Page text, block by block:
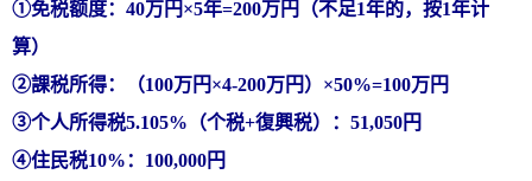
①免税额度：40万円×5年=200万円（不足1年的，按1年计
算）
②課税所得：（100万円×4-200万円）×50%=100万円
③个人所得税5.105%（个税+復興税）：51,050円
④住民税10%：100,000円